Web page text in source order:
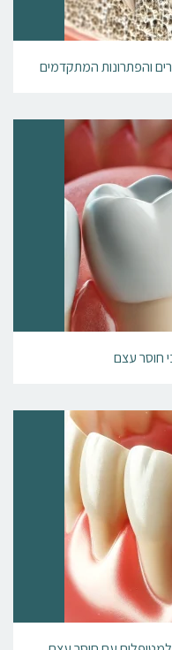
והפתרונות המתקדמים
חוסר עצם